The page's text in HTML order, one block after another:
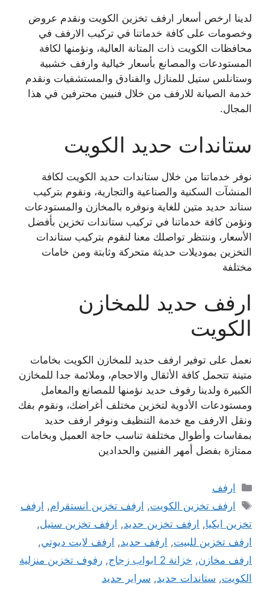
لدينا ارخص أسعار ارفف تخزين الكويت ونقدم عروض
وخصومات على كافة خدماتنا في تركيب الارفف في
محافظات الكويت ذات المتانة العالية، ونؤمنها لكافة
المستودعات والمصانع بأسعار خيالية وارفف خشبية
وستانلس ستيل للمنازل والفنادق والمستشفيات ونقدم
خدمة الصيانة للارفف من خلال فنيين محترفين في هذا
المجال.
ستاندات حديد الكويت
نوفر خدماتنا من خلال ستاندات حديد الكويت لكافة
المنشآت السكنية والصناعية والتجارية، ونقوم بتركيب
ستاند حديد متين للغاية ونوفره بالمخازن والمستودعات
ونؤمن كافة خدماتنا في تركيب ستاندات تخزين بأفضل
الأسعار، وننتظر تواصلك معنا لنقوم بتركيب ستاندات
التخزين بموديلات حديثة متحركة وثابتة ومن خامات
مختلفة
ارفف حديد للمخازن
الكويت
نعمل على توفير ارفف حديد للمخازن الكويت بخامات
متينة تتحمل كافة الأثقال والاحجام، وملائمة جدا للمخازن
الكبيرة ولدينا رفوف حديد نؤمنها للمصانع والمعامل
ومستودعات الأدوية لتخزين مختلف أغراضك، ونقوم بفك
ونقل الارفف مع خدمة التنظيف ونوفر ارفف حديد
بمقاسات وأطوال مختلفة تناسب حاجة العميل وبخامات
ممتازة بفضل أمهر الفنيين والحدادين
التصنيفات
ارفف
الوسوم
ارفف تخزين الكويت, ارفف تخزين انستقرام, ارفف
تخزين ايكيا, ارفف تخزين حديد, ارفف تخزين ستيل,
ارفف تخزين للبيت, ارفف حديد, ارفف لايت ديوتي,
ارفف مخازن, خزانة 2 ابواب زجاج , رفوف تخزين منزلية
الكويت, ستاندات حديد, سراير حديد